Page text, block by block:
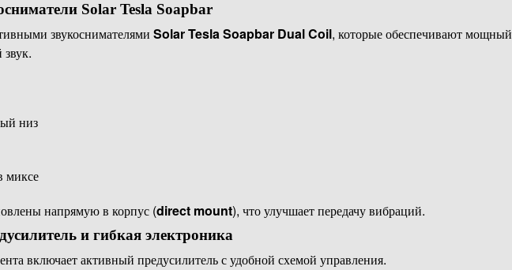
Solar Tesla Soapbar
звукоснимателями Solar Tesla Soapbar Dual Coil, которые обеспечивают мощный
низ
миксе
напрямую в корпус (direct mount), что улучшает передачу вибраций.
и гибкая электроника
включает активный предусилитель с удобной схемой управления.